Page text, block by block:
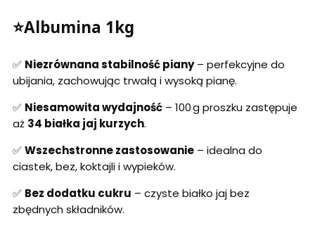
⭐Albumina 1kg
✅ Niezrównana stabilność piany– perfekcyjne do
ubijania, zachowując trwałą i wysoką pianę.
✅ Niesamowita wydajność – 100 g proszku zastępuje
aż 34 białka jaj kurzych.
✅Wszechstronne zastosowanie – idealna do
ciastek, bez, koktajli i wypieków.
✅ Bez dodatku cukru – czyste białko jaj bez
zbędnych składników.